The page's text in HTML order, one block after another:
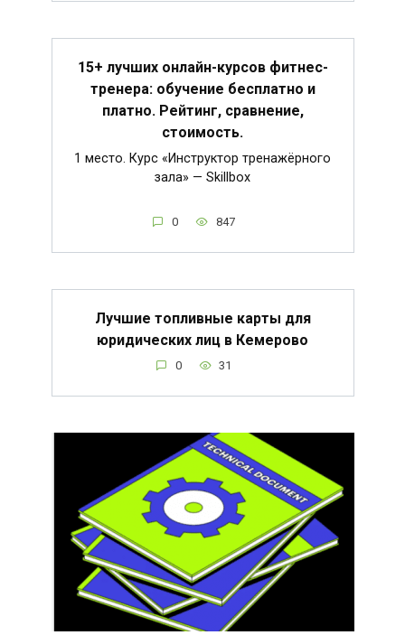
15+ лучших онлайн-курсов фитнес-
тренера: обучение бесплатно и
платно. Рейтинг, сравнение,
стоимость.
1 место. Курс «Инструктор тренажёрного
зала» — Skillbox
0 847
Лучшие топливные карты для
юридических лиц в Кемерово
0 31